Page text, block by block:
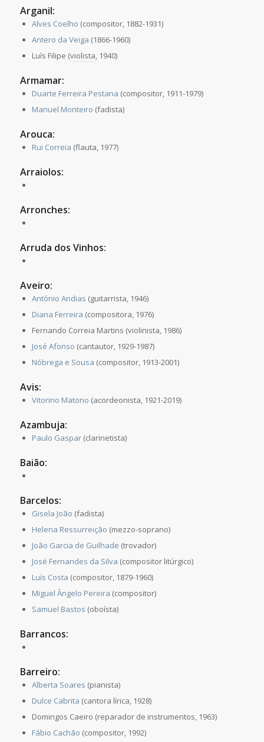
Arganil:
Alves Coelho (compositor, 1882-1931)
Antero da Veiga (1866-1960)
Luís Filipe (violista, 1940)
Armamar:
Duarte Ferreira Pestana (compositor, 1911-1979)
Manuel Monteiro (fadista)
Arouca:
Rui Correia (flauta, 1977)
Arraiolos:
Arronches:
Arruda dos Vinhos:
Aveiro:
António Andias (guitarrista, 1946)
Diana Ferreira (compositora, 1976)
Fernando Correia Martins (violinista, 1986)
José Afonso (cantautor, 1929-1987)
Nóbrega e Sousa (compositor, 1913-2001)
Avis:
Vitorino Matono (acordeonista, 1921-2019)
Azambuja:
Paulo Gaspar(clarinetista)
Baião:
Barcelos:
Gisela João (fadista)
Helena Ressurreição (mezzo-soprano)
João Garcia de Guilhade (trovador)
José Fernandes da Silva (compositor litúrgico)
Luís Costa (compositor, 1879-1960)
Miguel Ângelo Pereira (compositor)
Samuel Bastos (oboísta)
Barrancos:
Barreiro:
Alberta Soares (pianista)
Dulce Cabrita (cantora lírica, 1928)
Domingos Caeiro (reparador de instrumentos, 1963)
Fábio Cachão (compositor, 1992)